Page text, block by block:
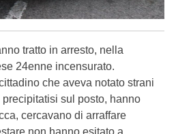
tratto in arresto, nella
24enne incensurato.
che aveva notato strani
sul posto, hanno
cercavano di arraffare
non hanno esitato a